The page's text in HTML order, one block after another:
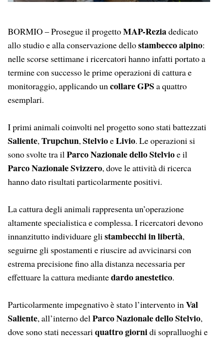
BORMIO – Prosegue il progettoMAP-Reziadedicato
allo studio e alla conservazione dellostambecco alpino:
nelle scorse settimane i ricercatori hanno infatti portato a
termine con successo le prime operazioni di cattura e
monitoraggio, applicando uncollare GPS a quattro
esemplari.
I primi animali coinvolti nel progetto sono stati battezzati
Saliente,Trupchun,StelvioeLivio. Le operazioni si
sono svolte tra ilParco Nazionale dello Stelvioe il
Parco Nazionale Svizzero, dove le attività di ricerca
hanno dato risultati particolarmente positivi.
La cattura degli animali rappresenta un’operazione
altamente specialistica e complessa. I ricercatori devono
innanzitutto individuare glistambecchi in libertà,
seguirne gli spostamenti e riuscire ad avvicinarsi con
estrema precisione fino alla distanza necessaria per
effettuare la cattura mediantedardo anestetico.
Particolarmente impegnativo è stato l’intervento inVal
Saliente, all’interno delParco Nazionale dello Stelvio,
dove sono stati necessariquattro giornidi sopralluoghi e